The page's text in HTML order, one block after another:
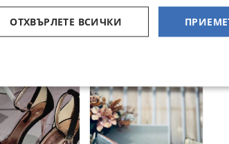
13 юли
30,68€
ОТХВЪРЛЕТЕ ВСИЧКИ